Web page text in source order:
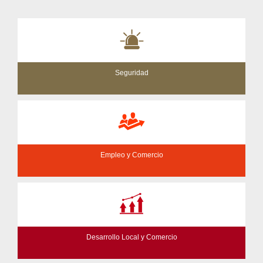
Seguridad
Empleo y Comercio
Desarrollo Local y Comercio